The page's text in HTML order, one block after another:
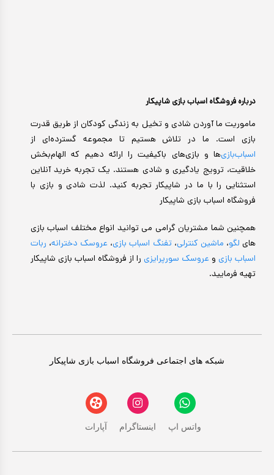
درباره فروشگاه اسباب بازی شاپیکار
ماموریت ما آوردن شادی و تخیل به زندگی کودکان از طریق قدرت
بازی است. ما در تلاش هستیم تا مجموعه گسترده‌ای از
اسباب‌بازی‌ها و بازی‌های باکیفیت را ارائه دهیم که الهام‌بخش
خلاقیت، ترویج یادگیری و شادی هستند. یک تجربه خرید آنلاین
استثنایی را با ما در شاپیکار تجربه کنید. لذت شادی و بازی با
فروشگاه اسباب بازی شاپیکار
همچنین شما مشتریان گرامی می توانید انواع مختلف اسباب بازی
های لگو، ماشین کنترلی،تفنگ اسباب بازی، عروسک دخترانه، ربات
اسباب بازی و عروسک سورپرایزی را از فروشگاه اسباب بازی شاپیکار
تهیه فرمایید.
شبکه های اجتماعی فروشگاه اسباب بازی شاپیکار
واتس اپ اینستاگرام آپارات